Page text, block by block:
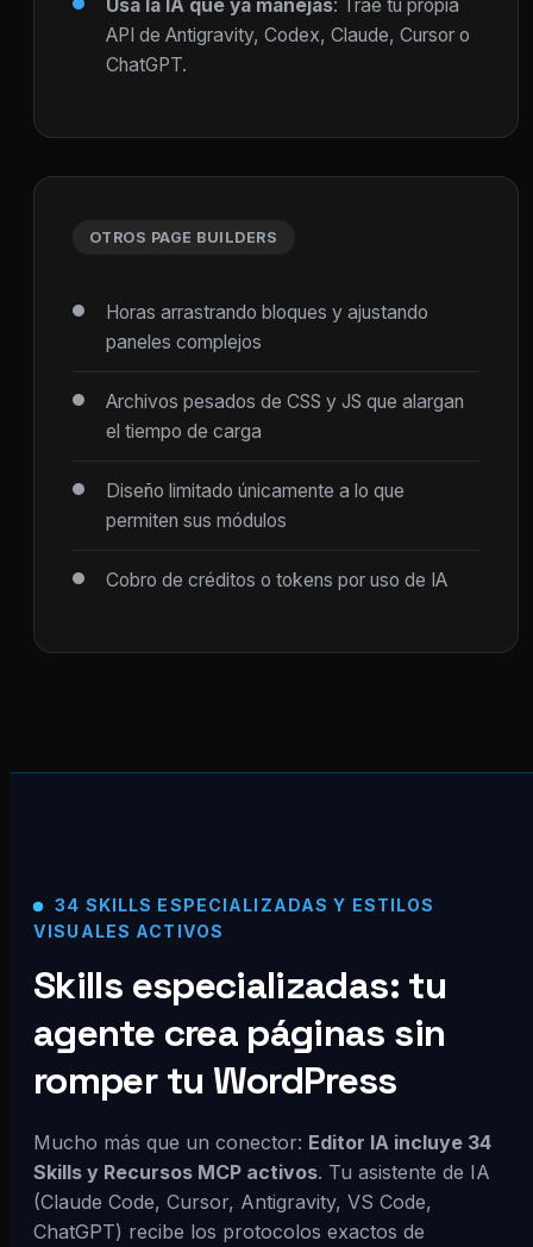
Usa la IA que ya manejas: Trae tu propia
API de Antigravity, Codex, Claude, Cursor o
ChatGPT.
OTROS PAGE BUILDERS
Horas arrastrando bloques y ajustando
paneles complejos
Archivos pesados de CSS y JS que alargan
el tiempo de carga
Diseño limitado únicamente a lo que
permiten sus módulos
Cobro de créditos o tokens por uso de IA
34 SKILLS ESPECIALIZADAS Y ESTILOS
VISUALES ACTIVOS
Skills especializadas: tu
agente crea páginas sin
romper tu WordPress
Mucho más que un conector: Editor IA incluye 34
Skills y Recursos MCP activos. Tu asistente de IA
(Claude Code, Cursor, Antigravity, VS Code,
ChatGPT) recibe los protocolos exactos de